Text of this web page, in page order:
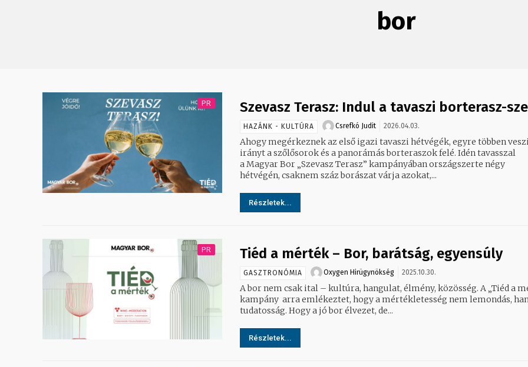
bor
PR Szevasz Terasz: Indul a tavaszi borterasz-
HAZÁNK - KULTÚRA Csrefkó Judit 2026.04.03.
Ahogy megérkeznek az első igazi tavaszi hétvégék, egyre többen
irányt a szőlősorok és a panorámás borteraszok felé. Idén tavasszal
a Magyar Bor „Szevasz Terasz” kampányában országszerte négy
hétvégén, csaknem száz borászat várja azokat,...
Részletek...
PR Tiéd a mérték – Bor, barátság, egyensúly
GASZTRONÓMIA Oxygen Hirügynökség 2025.10.30.
A bor nem csak ital – kultúra, hangulat, élmény, közösség. A „Tiéd a
kampány arra emlékeztet, hogy a mértékletesség nem lemondás,
tudatosság. Hogy a jó bor élvezet, de...
Részletek...